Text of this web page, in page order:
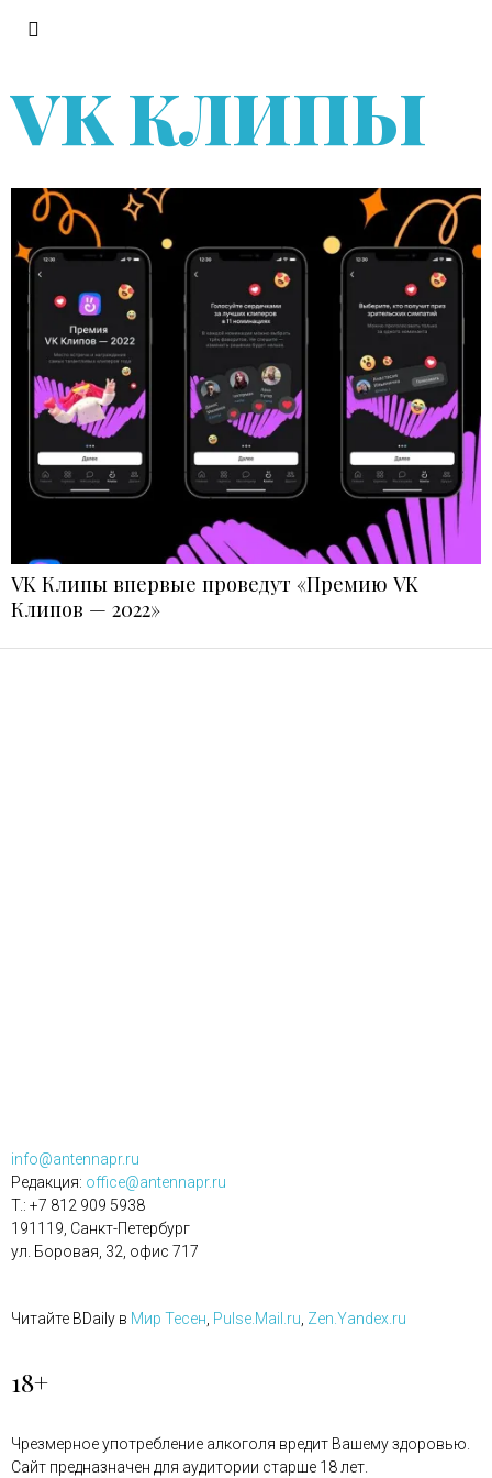
VK КЛИПЫ
VK Клипы впервые проведут «Премию VK
Клипов — 2022»
info@antennapr.ru
Редакция: office@antennapr.ru
T.: +7 812 909 5938
191119, Санкт-Петербург
ул. Боровая, 32, офис 717
Читайте BDaily в Мир Тесен, Pulse.Mail.ru, Zen.Yandex.ru
18+
Чрезмерное употребление алкоголя вредит Вашему здоровью.
Сайт предназначен для аудитории старше 18 лет.